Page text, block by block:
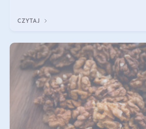
CZYTAJ